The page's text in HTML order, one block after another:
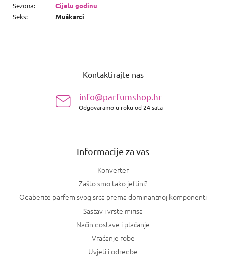
Sezona:
Cijelu godinu
Seks: Muškarci
Kontaktirajte nas
info@parfumshop.hr
Odgovaramo u roku od 24 sata
Informacije za vas
Konverter
Zašto smo tako jeftini?
Odaberite parfem svog srca prema dominantnoj komponenti
Sastav i vrste mirisa
Način dostave i plaćanje
Vraćanje robe
Uvjeti i odredbe